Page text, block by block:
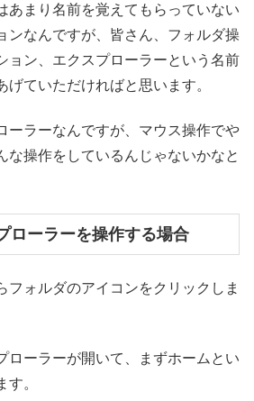
あまり名前を覚えてもらっていない
ンなんですが、皆さん、フォルダ操
ョン、エクスプローラーという名前
げていただければと思います。
ーラーなんですが、マウス操作でや
な操作をしているんじゃないかなと
ローラーを操作する場合
フォルダのアイコンをクリックしま
ローラーが開いて、まずホームとい
す。